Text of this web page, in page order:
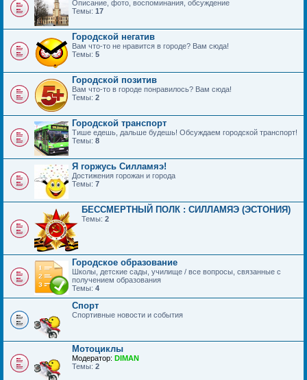
Описание, фото, воспоминания, обсуждение
Темы: 17
Городской негатив
Вам что-то не нравится в городе? Вам сюда!
Темы: 5
Городской позитив
Вам что-то в городе понравилось? Вам сюда!
Темы: 2
Городской транспорт
Тише едешь, дальше будешь! Обсуждаем городской транспорт!
Темы: 8
Я горжусь Силламяэ!
Достижения горожан и города
Темы: 7
БЕССМЕРТНЫЙ ПОЛК : СИЛЛАМЯЭ (ЭСТОНИЯ)
Темы: 2
Городское образование
Школы, детские сады, училище / все вопросы, связанные с
получением образования
Темы: 4
Спорт
Спортивные новости и события
Мотоциклы
Модератор: DIMAN
Темы: 2